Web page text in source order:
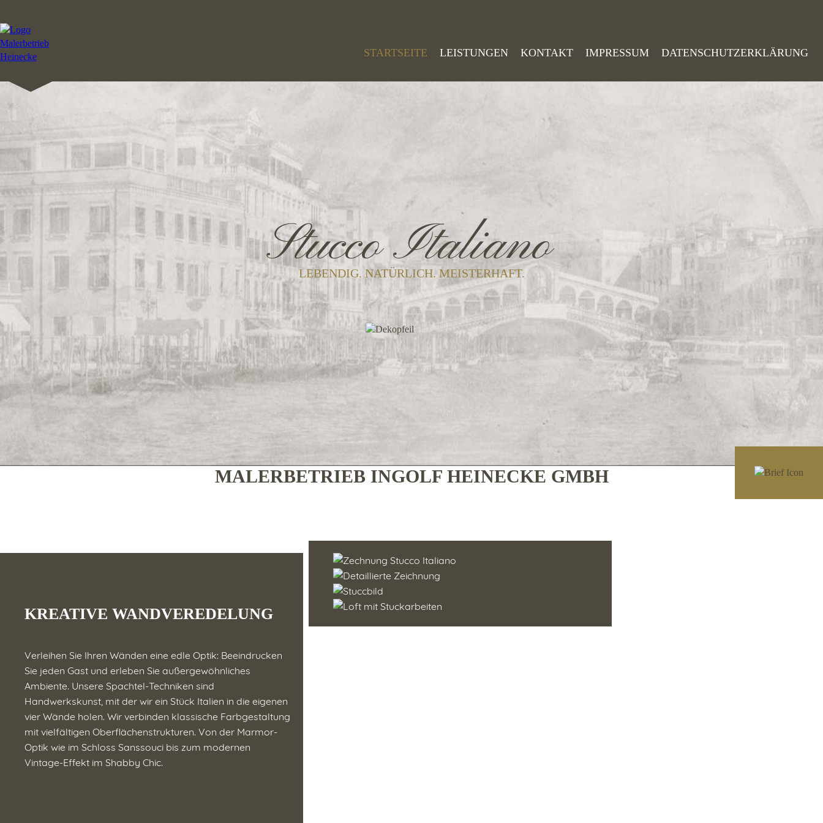
STARTSEITE LEISTUNGEN KONTAKT IMPRESSUM DATENSCHUTZERKLÄRUNG
Stucco Italiano
LEBENDIG. NATÜRLICH. MEISTERHAFT.
MALERBETRIEB INGOLF HEINECKE GMBH
KREATIVE WANDVEREDELUNG
Verleihen Sie Ihren Wänden eine edle Optik: Beeindrucken
Sie jeden Gast und erleben Sie außergewöhnliches
Ambiente. Unsere Spachtel-Techniken sind
Handwerkskunst, mit der wir ein Stück Italien in die eigenen
vier Wände holen. Wir verbinden klassische Farbgestaltung
mit vielfältigen Oberflächenstrukturen. Von der Marmor-
Optik wie im Schloss Sanssouci bis zum modernen
Vintage-Effekt im Shabby Chic.